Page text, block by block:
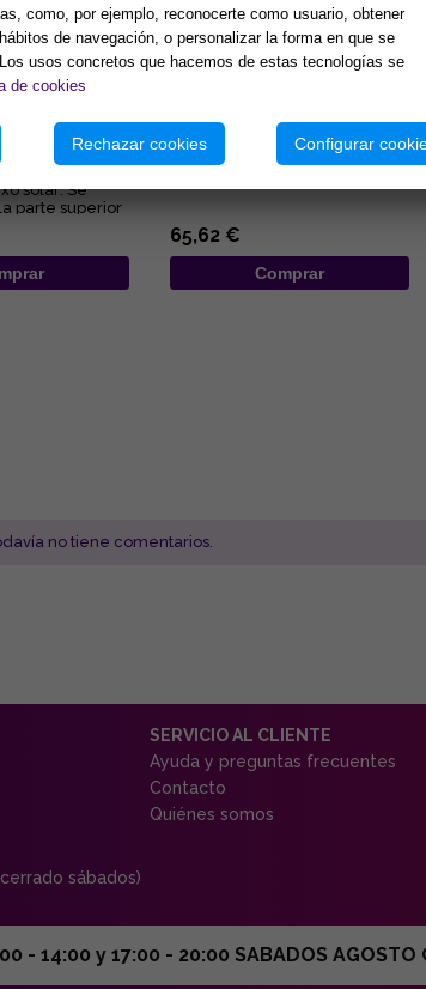
SOLAR.
solar: Se
parte superior
la zona...
DOMOE ZIRCONITAS
65,62 €
Comprar
no tiene comentarios.
sábados)
SERVICIO AL CLIENTE
Ayuda y preguntas frecuentes
Contacto
Quiénes somos
- 14:00 y 17:00 - 20:00 SABADOS
como, por ejemplo, reconocerte como usuario, obtener
de navegación, o personalizar la forma en que se
usos concretos que hacemos de estas tecnologías se
de cookies
Rechazar cookies Configurar